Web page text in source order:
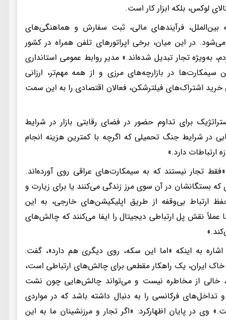
لوکس، بلکه ابزار کار است.
فرآیندهای مالی، ثبت سفارش و هماهنگی‌های
در این میان، برخی اپراتورهای تلفن همراه در کشور
به‌ویژه تجار تبدیل شده‌اند.» مدیر روابط عمومی استانداری
در بازارچه‌های مرزی و از همه مهم‌تر، ارزانی
اشتراک‌های فیلترشکن، فعالان اقتصادی را به این سمت
برای تداوم حضور در فضای رقابتی بازار در شرایط
در شرایط جنگ تحمیلی که اگرچه با کمترین هزینه انجام
ارتباطات دارد.»
تجار نیستند که به سیمکارت‌های عراقی روی آورده‌اند.
بستگانشان در آن سوی مرز زندگی می‌کنند یا برای زیارت و
ارتباط بی‌وقفه از طریق اپلیکیشن‌های خارجی، به این
نقش پل ارتباطی دیجیتال را ایفا می‌کنند که چالش‌های
اشاره به اینکه «اما این سکه، روی دیگری هم دارد»، گفت:
ایران، یک راهکار مقطعی برای چالش‌های ارتباطی است،
خالی از مخاطره نیست و می‌تواند چالش‌هایی چون نشت
فرکانسی را به دنبال داشته باشد که در مواردی
وی در پایان اظهارکرد: «اگر تجار و مرزنشینان ما به این